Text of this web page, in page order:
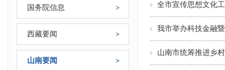
国务院信息
西藏要闻
山南要闻
全市宣传思想文化
我市举办科技金融
山南市统筹推进乡